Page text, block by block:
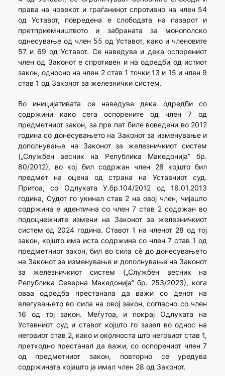
права на човекот и граѓанинот спротивно на член 54
од Уставот, повредена е слободата на пазарот и
претприемништвото и забраната за монополско
однесување од член 55 од Уставот, како и членовите
57 и 69 од Уставот. Се наведува и дека оспорениот
член од Законот е спротивен и на одредби од истиот
закон, односно на член 2 став 1 точки 13 и 15 и член 9
став 1 од Законот за железнички систем.
Во иницијативата се наведува дека одредби со
содржини како сега оспорените од член 7 од
предметниот закон, за прв пат биле воведени во 2012
година со донесувањето на Законот за изменување и
дополнување на Законот за железничкиот систем
(„Службен весник на Република Македонија” бр.
80/2012), во кој бил содржан член 28 којшто бил
предмет на оцена од страна на Уставниот суд.
Притоа, со Одлуката У.бр.104/2012 од 16.01.2013
година, Судот го укинал став 2 на овој член, чијашто
содржина е идентична со член 7 став 2 содржан во
подоцнежните измени на Законот за железничкиот
систем од 2024 година. Ставот 1 на членот 28 од тој
закон, којшто има иста содржина со член 7 став 1 од
предметниот закон, бил во сила сè до донесувањето
на Законот за изменување и дополнување на Законот
за железничкиот систем („Службен весник на
Република Северна Македонија” бр. 253/2023), кога
оваа одредба престанала да важи со денот на
влегувањето во сила на овој закон, согласно со член
16 од тој закон. Меѓутоа, и покрај Одлуката на
Уставниот суд и ставот којшто го зазел во однос на
неговиот став 2, како и околноста што неговиот став 1,
претходно престанал да важи, со оспорениот член 7
од предметниот закон, повторно се уредува
содржината којашто ја имал член 28 од Законот.